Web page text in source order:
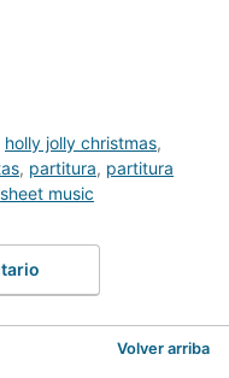
holly jolly christmas,
, partitura, partitura
sheet music
Volver arriba